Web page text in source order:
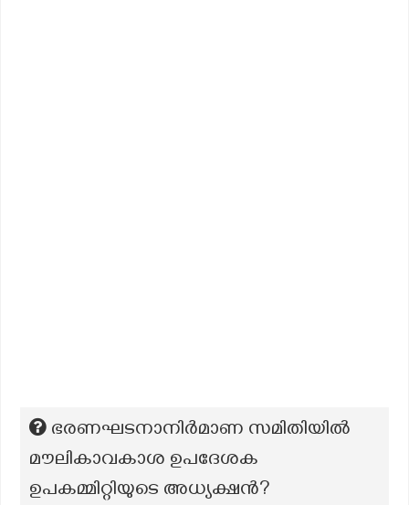
ഭരണഘടനാനിർമാണ സമിതിയിൽ
മൗലികാവകാശ ഉപദേശക
ഉപകമ്മിറ്റിയുടെ അധ്യക്ഷൻ?